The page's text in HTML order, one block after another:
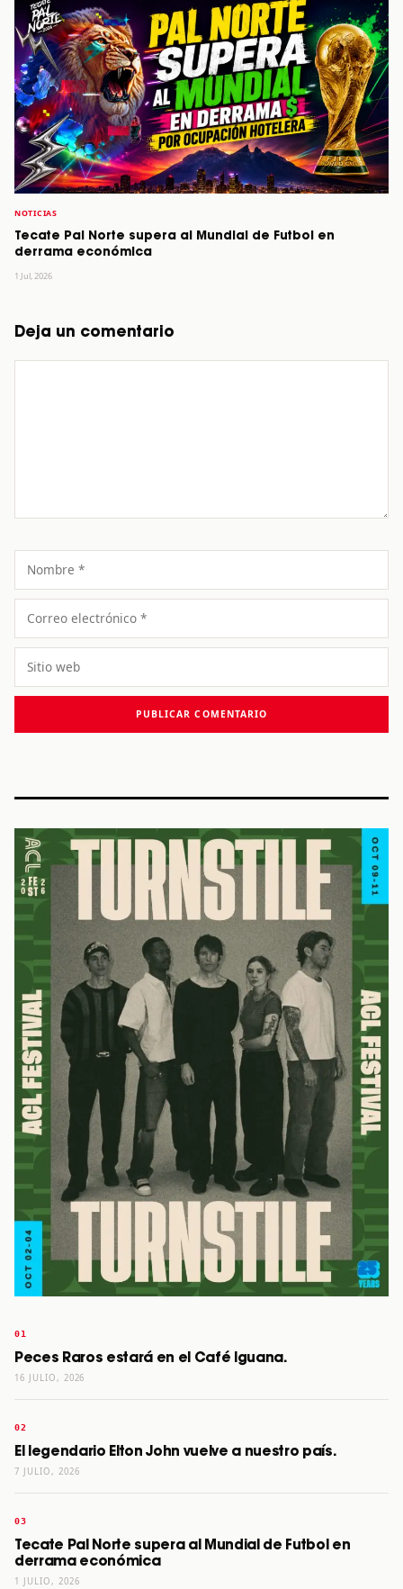
NOTICIAS
Tecate Pal Norte supera al Mundial de Futbol en
derrama económica
1 Jul, 2026
Deja un comentario
Comentario
Nombre
Correo
electrónico
Sitio
web
Peces Raros estará en el Café Iguana.
16 JULIO, 2026
El legendario Elton John vuelve a nuestro país.
7 JULIO, 2026
Tecate Pal Norte supera al Mundial de Futbol en
derrama económica
1 JULIO, 2026